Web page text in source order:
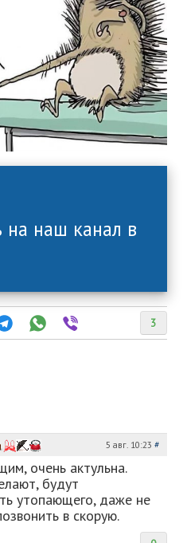
наш канал в
3
5 авг. 10:23 #
очень актульна.
будут
утопающего, даже не
в скорую.